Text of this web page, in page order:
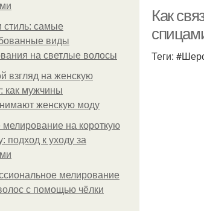
стиль: самые
виды
на светлые волосы
взгляд на женскую
как мужчины
женскую моду
мелирование на короткую
подход к уходу за
мелирование
с помощью чёлки
Как
Теги: